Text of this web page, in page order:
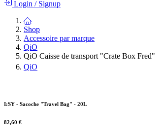
Login /Signup
Shop
Accessoire par marque
QiO
QiO Caisse de transport "Crate Box Fred"
QiO
I:SY - Sacoche "Travel Bag" - 20L
82,60 €